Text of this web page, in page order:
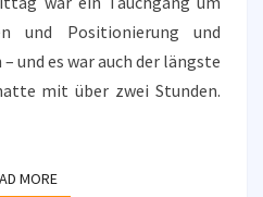
und Positionierung und
und es war auch der längste
mit über zwei Stunden.
MOREREAD MORE